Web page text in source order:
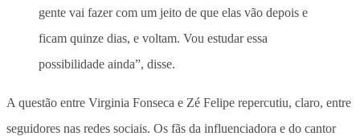
gente vai fazer com um jeito de que elas vão depois e
ficam quinze dias, e voltam. Vou estudar essa
possibilidade ainda”, disse.
A questão entre Virginia Fonseca e Zé Felipe repercutiu, claro, entre
seguidores nas redes sociais. Os fãs da influenciadora e do cantor